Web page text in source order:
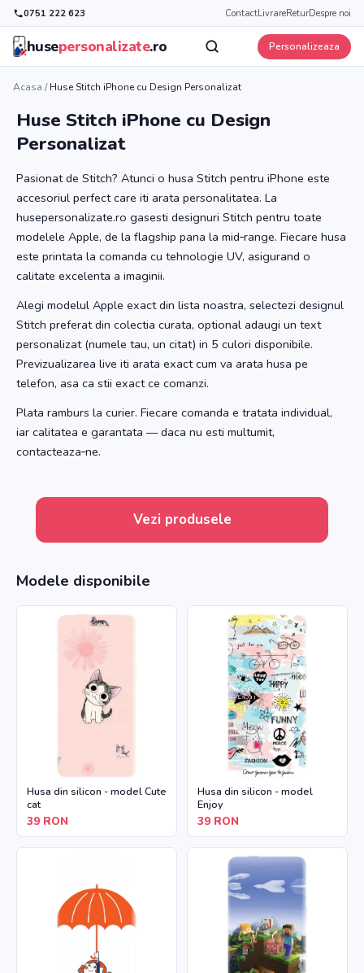
0751 222 623 ContactLivrareReturDespre noi
husepersonalizate.ro Personalizeaza
Acasa /Huse Stitch iPhone cu Design Personalizat
Huse Stitch iPhone cu Design
Personalizat
Pasionat de Stitch? Atunci o husa Stitch pentru iPhone este
accesoriul perfect care iti arata personalitatea. La
husepersonalizate.ro gasesti designuri Stitch pentru toate
modelele Apple, de la flagship pana la mid‑range. Fiecare husa
este printata la comanda cu tehnologie UV, asigurand o
calitate excelenta a imaginii.
Alegi modelul Apple exact din lista noastra, selectezi designul
Stitch preferat din colectia curata, optional adaugi un text
personalizat (numele tau, un citat) in 5 culori disponibile.
Previzualizarea live iti arata exact cum va arata husa pe
telefon, asa ca stii exact ce comanzi.
Plata ramburs la curier. Fiecare comanda e tratata individual,
iar calitatea e garantata — daca nu esti multumit,
contacteaza‑ne.
Vezi produsele
Modele disponibile
Husa din silicon - model Cute
cat
39 RON
Husa din silicon - model
Enjoy
39 RON